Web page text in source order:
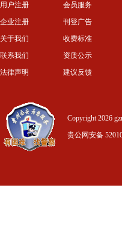
用户注册
企业注册
关于我们
联系我们
法律声明
会员服务
刊登广告
收费标准
资质公示
建议反馈
Copyright 2026
贵公网安备